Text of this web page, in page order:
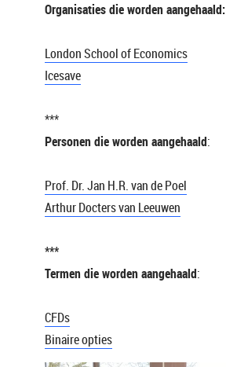
Organisaties die worden aangehaald:
London School of Economics
Icesave
***
Personen die worden aangehaald:
Prof. Dr. Jan H.R. van de Poel
Arthur Docters van Leeuwen
***
Termen die worden aangehaald:
CFDs
Binaire opties